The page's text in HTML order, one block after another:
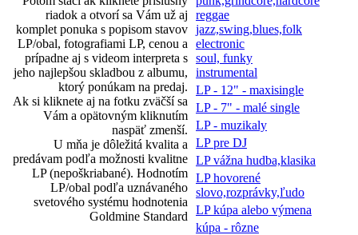
riadok a otvorí sa Vám už aj
komplet ponuka s popisom stavov
LP/obal, fotografiami LP, cenou a
prípadne aj s videom interpreta s
jeho najlepšou skladbou z albumu,
ktorý ponúkam na predaj.
Ak si kliknete aj na fotku zväčší sa
Vám a opätovným kliknutím
naspäť zmenší.
U mňa je dôležitá kvalita a
predávam podľa možnosti kvalitne
LP (nepoškriabané). Hodnotím
LP/obal podľa uznávaného
svetového systému hodnotenia
Goldmine Standard
reggae
jazz,swing,blues,folk
electronic
soul, funky
instrumental
LP - 12" - maxisingle
LP - 7" - malé single
LP - muzikaly
LP pre DJ
LP vážna hudba,klasika
LP hovorené
slovo,rozprávky,ľudo
LP kúpa alebo výmena
kúpa - rôzne